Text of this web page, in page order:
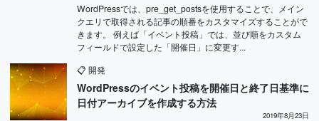
WordPressでは、pre_get_postsを使用することで、メイン
クエリで取得される記事の順番をカスタマイズすることがで
きます。 例えば「イベント投稿」では、並び順をカスタム
フィールドで設定した「開催日」に変更す...
📋 開発
WordPressのイベント投稿を開催日と終了日基準に
日付アーカイブを作成する方法
2019年8月23日